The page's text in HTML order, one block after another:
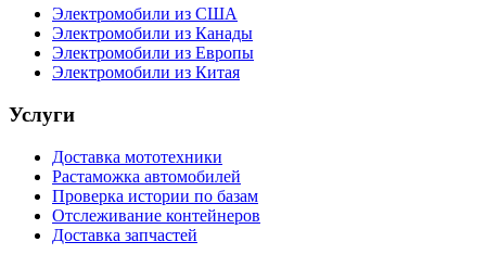
Электромобили из США
Электромобили из Канады
Электромобили из Европы
Электромобили из Китая
Услуги
Доставка мототехники
Растаможка автомобилей
Проверка истории по базам
Отслеживание контейнеров
Доставка запчастей